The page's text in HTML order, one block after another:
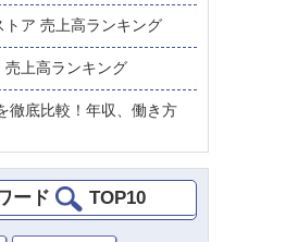
トア 売上高ランキング
上高ランキング
徹底比較！年収、働き方
ード TOP10